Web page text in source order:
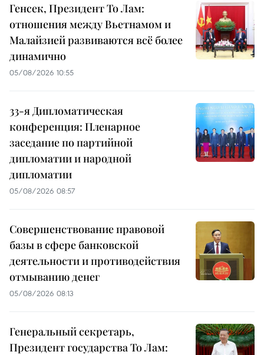
Генсек, Президент То Лам:
отношения между Вьетнамом и
Малайзией развиваются всё более
динамично
05/08/2026 10:55
33-я Дипломатическая
конференция: Пленарное
заседание по партийной
дипломатии и народной
дипломатии
05/08/2026 08:57
Совершенствование правовой
базы в сфере банковской
деятельности и противодействия
отмыванию денег
05/08/2026 08:13
Генеральный секретарь,
Президент государства То Лам: